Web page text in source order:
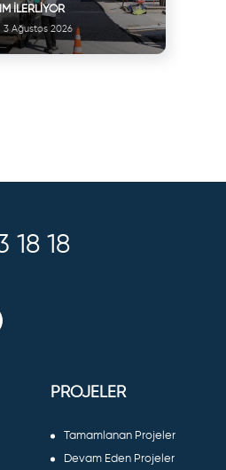
İLERLIYOR
3 Ağustos 2026
18 18
PROJELER
Tamamlanan Projeler
Devam Eden Projeler